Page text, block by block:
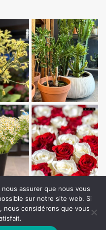
assurer que nous vous
sur notre site web. Si
nous considérons que vous